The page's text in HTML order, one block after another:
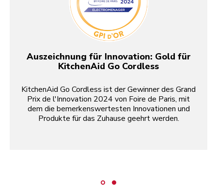
Auszeichnung für Innovation: Gold für
KitchenAid Go Cordless
KitchenAid Go Cordless ist der Gewinner des Grand
Prix de l'Innovation 2024 von Foire de Paris, mit
dem die bemerkenswertesten Innovationen und
Produkte für das Zuhause geehrt werden.